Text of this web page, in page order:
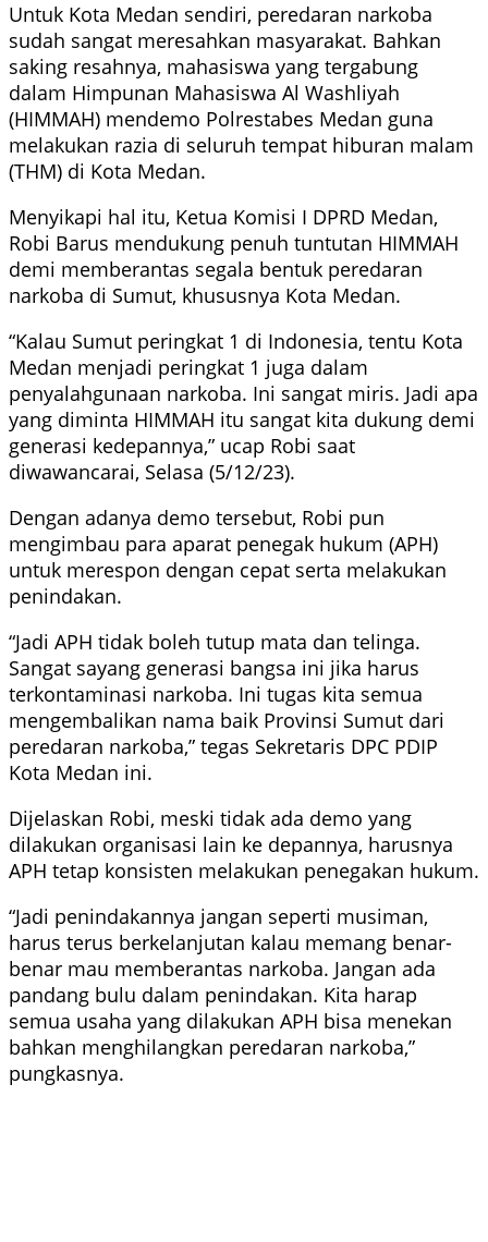
Untuk Kota Medan sendiri, peredaran narkoba
sudah sangat meresahkan masyarakat. Bahkan
saking resahnya, mahasiswa yang tergabung
dalam Himpunan Mahasiswa Al Washliyah
(HIMMAH) mendemo Polrestabes Medan guna
melakukan razia di seluruh tempat hiburan malam
(THM) di Kota Medan.
Menyikapi hal itu, Ketua Komisi I DPRD Medan,
Robi Barus mendukung penuh tuntutan HIMMAH
demi memberantas segala bentuk peredaran
narkoba di Sumut, khususnya Kota Medan.
“Kalau Sumut peringkat 1 di Indonesia, tentu Kota
Medan menjadi peringkat 1 juga dalam
penyalahgunaan narkoba. Ini sangat miris. Jadi apa
yang diminta HIMMAH itu sangat kita dukung demi
generasi kedepannya,” ucap Robi saat
diwawancarai, Selasa (5/12/23).
Dengan adanya demo tersebut, Robi pun
mengimbau para aparat penegak hukum (APH)
untuk merespon dengan cepat serta melakukan
penindakan.
“Jadi APH tidak boleh tutup mata dan telinga.
Sangat sayang generasi bangsa ini jika harus
terkontaminasi narkoba. Ini tugas kita semua
mengembalikan nama baik Provinsi Sumut dari
peredaran narkoba,” tegas Sekretaris DPC PDIP
Kota Medan ini.
Dijelaskan Robi, meski tidak ada demo yang
dilakukan organisasi lain ke depannya, harusnya
APH tetap konsisten melakukan penegakan hukum.
“Jadi penindakannya jangan seperti musiman,
harus terus berkelanjutan kalau memang benar-
benar mau memberantas narkoba. Jangan ada
pandang bulu dalam penindakan. Kita harap
semua usaha yang dilakukan APH bisa menekan
bahkan menghilangkan peredaran narkoba,”
pungkasnya.